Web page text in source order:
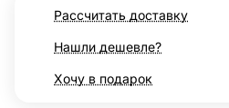
Рассчитать доставку
Нашли дешевле?
Хочу в подарок